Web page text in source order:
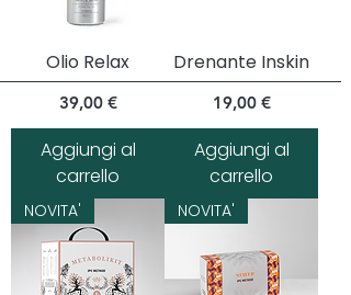
Olio Relax
Prezzo
39,00 €
Aggiungi al
carrello
Drenante Inskin
Prezzo
19,00 €
Aggiungi al
carrello
NOVITA' NOVITA'